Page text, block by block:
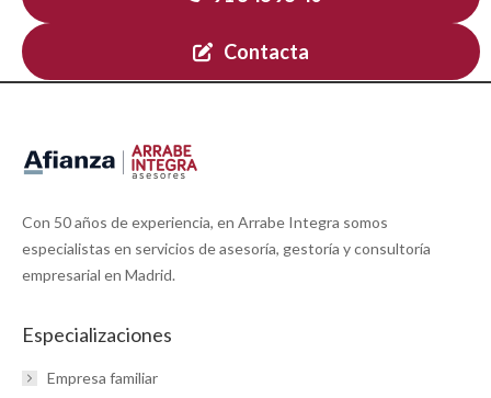
Contacta
Con 50 años de experiencia, en Arrabe Integra somos
especialistas en servicios de asesoría, gestoría y consultoría
empresarial en Madrid.
Especializaciones
Empresa familiar